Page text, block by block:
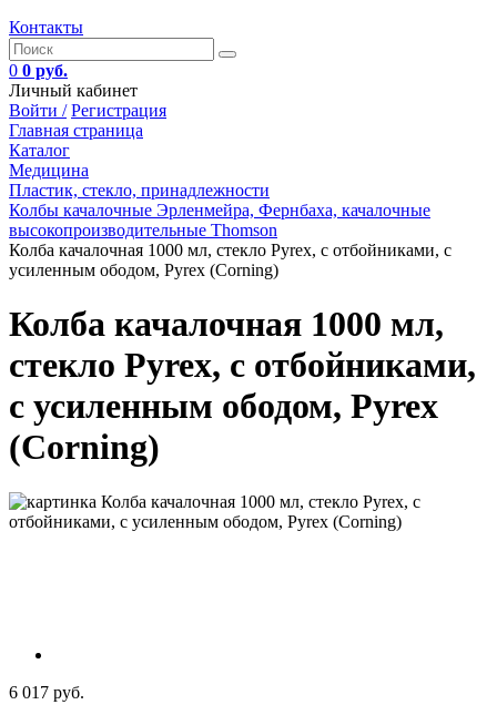
Контакты
0 0 руб.
Личный кабинет
Войти / Регистрация
Главная страница
Каталог
Медицина
Пластик, стекло, принадлежности
Колбы качалочные Эрленмейра, Фернбаха, качалочные
высокопроизводительные Thomson
Колба качалочная 1000 мл, стекло Pyrex, с отбойниками, с
усиленным ободом, Pyrex (Corning)
Колба качалочная 1000 мл,
стекло Pyrex, с отбойниками,
с усиленным ободом, Pyrex
(Corning)
6 017 руб.